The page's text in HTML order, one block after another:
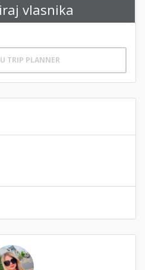
vlasnika
TRIP PLANNER